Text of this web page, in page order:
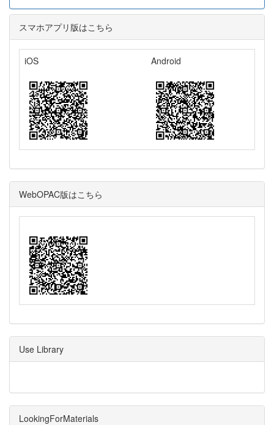
スマホアプリ版はこちら
iOS Android
WebOPAC版はこちら
Use Library
LookingForMaterials